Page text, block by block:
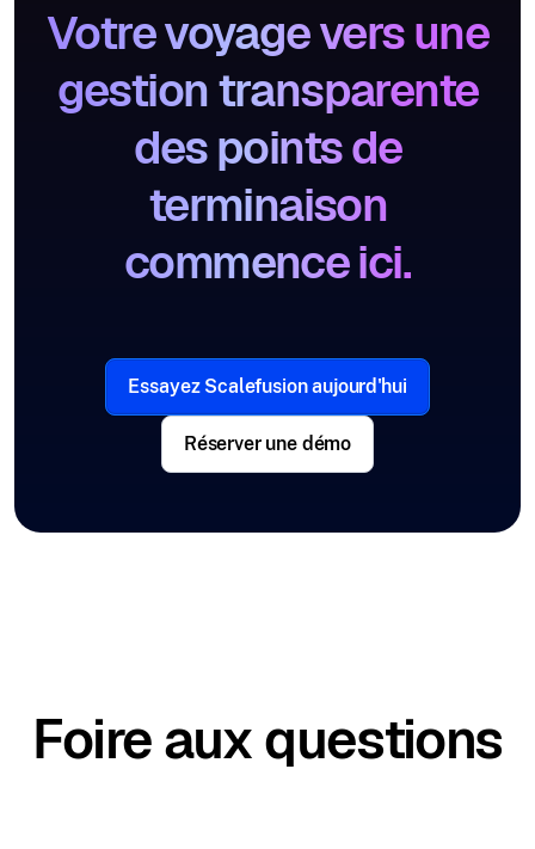
Votre voyage vers une
gestion transparente
des points de
terminaison
commence ici.
Essayez Scalefusion aujourd'hui
Réserver une démo
Foire aux questions